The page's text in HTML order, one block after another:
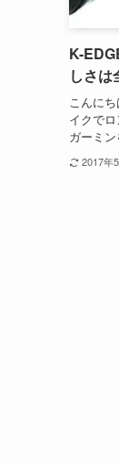
K-
しさは
こんに
イクで
ガーミ
2017年